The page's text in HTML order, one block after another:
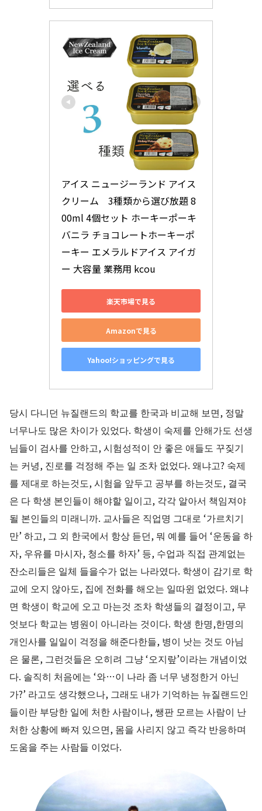
アイス ニュージーランド アイス
クリーム　3種類から選び放題 8
00ml 4個セット ホーキーポーキ
バニラ チョコレートホーキーポ
ーキー エメラルドアイス アイガ
ー 大容量 業務用 kcou
楽天市場で見る
Amazonで見る
Yahoo!ショッピングで見る
당시 다니던 뉴질랜드의 학교를 한국과 비교해 보면, 정말
너무나도 많은 차이가 있었다. 학생이 숙제를 안해가도 선생
님들이 검사를 안하고, 시험성적이 안 좋은 애들도 꾸짖기
는 커녕, 진로를 걱정해 주는 일 조차 없었다. 왜냐고? 숙제
를 제대로 하는것도, 시험을 앞두고 공부를 하는것도, 결국
은 다 학생 본인들이 해야할 일이고, 각각 알아서 책임져야
될 본인들의 미래니까. 교사들은 직업명 그대로 ‘가르치기
만’ 하고, 그 외 한국에서 항상 듣던, 뭐 예를 들어 ‘운동을 하
자, 우유를 마시자, 청소를 하자’ 등, 수업과 직접 관계없는
잔소리들은 일체 들을수가 없는 나라였다. 학생이 감기로 학
교에 오지 않아도, 집에 전화를 해오는 일따윈 없었다. 왜냐
면 학생이 학교에 오고 마는것 조차 학생들의 결정이고, 무
엇보다 학교는 병원이 아니라는 것이다. 학생 한명,한명의
개인사를 일일이 걱정을 해준다한들, 병이 낫는 것도 아님
은 물론, 그런것들은 오히려 그냥 ‘오지랖’이라는 개념이었
다. 솔직히 처음에는 ‘와…이 나라 좀 너무 냉정한거 아닌
가?’ 라고도 생각했으나, 그래도 내가 기억하는 뉴질랜드인
들이란 부당한 일에 처한 사람이나, 쌩판 모르는 사람이 난
처한 상황에 빠져 있으면, 몸을 사리지 않고 즉각 반응하며
도움을 주는 사람들 이었다.